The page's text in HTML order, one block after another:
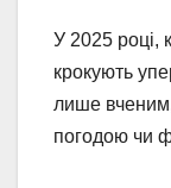
У 2025 році,
крокують
лише
погодою чи